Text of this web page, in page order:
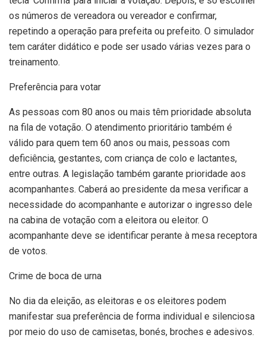
os números de vereadora ou vereador e confirmar,
repetindo a operação para prefeita ou prefeito. O simulador
tem caráter didático e pode ser usado várias vezes para o
treinamento.
Preferência para votar
As pessoas com 80 anos ou mais têm prioridade absoluta
na fila de votação. O atendimento prioritário também é
válido para quem tem 60 anos ou mais, pessoas com
deficiência, gestantes, com criança de colo e lactantes,
entre outras. A legislação também garante prioridade aos
acompanhantes. Caberá ao presidente da mesa verificar a
necessidade do acompanhante e autorizar o ingresso dele
na cabina de votação com a eleitora ou eleitor. O
acompanhante deve se identificar perante à mesa receptora
de votos.
Crime de boca de urna
No dia da eleição, as eleitoras e os eleitores podem
manifestar sua preferência de forma individual e silenciosa
por meio do uso de camisetas, bonés, broches e adesivos.